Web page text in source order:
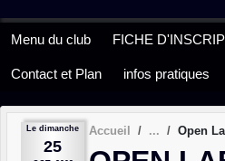
Menu du club FICHE
Contact et Plan infos pratiques
Le dimanche
25
Accueil Open